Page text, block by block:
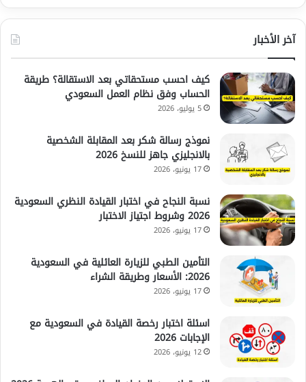
آخر الأخبار
كيف احسب مستحقاتي بعد الاستقالة؟ طريقة
الحساب وفق نظام العمل السعودي
5 يوليو، 2026
نموذج رسالة شكر بعد المقابلة الشخصية
بالانجليزي جاهز للنسخ 2026
17 يونيو، 2026
نسبة النجاح في اختبار القيادة النظري السعودية
2026 وشروط اجتياز الاختبار
17 يونيو، 2026
التأمين الطبي للزيارة العائلية في السعودية
2026: الأسعار وطريقة الشراء
17 يونيو، 2026
اسئلة اختبار رخصة القيادة في السعودية مع
الإجابات 2026
12 يونيو، 2026